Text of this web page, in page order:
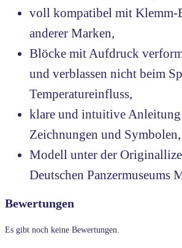
voll kompatibel mit Klemm-
anderer Marken,
Blöcke mit Aufdruck
und verblassen nicht beim
Temperatureinfluss,
klare und intuitive Anleitung
Zeichnungen und Symbolen,
Modell unter der
Deutschen Panzermuseums
Bewertungen
Es gibt noch keine Bewertungen.